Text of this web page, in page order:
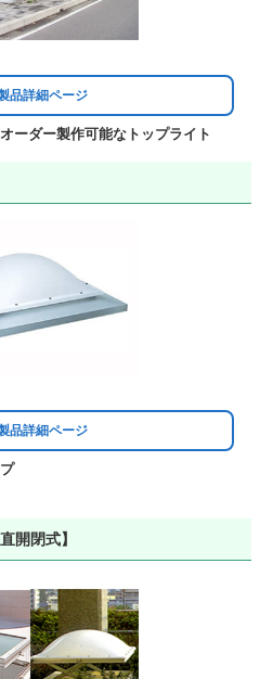
品詳細ページ
ーダー製作可能なトップライト
品詳細ページ
開閉式】